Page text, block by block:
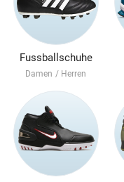
Fussballschuhe
Damen / Herren